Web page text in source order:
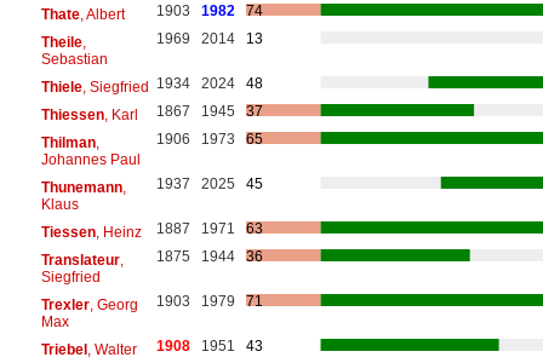
Thate, Albert 1903 1982
74
Theile,
Sebastian
1969 2014 13
Thiele, Siegfried 1934 2024
48
Thiessen, Karl 1867 1945
37
Thilman,
Johannes Paul
1906 1973 65
Thunemann,
Klaus
1937 2025 45
Tiessen, Heinz 1887 1971
63
Translateur,
Siegfried
1875 1944 36
Trexler, Georg
Max
1903 1979 71
Triebel, Walter 1908 1951
43